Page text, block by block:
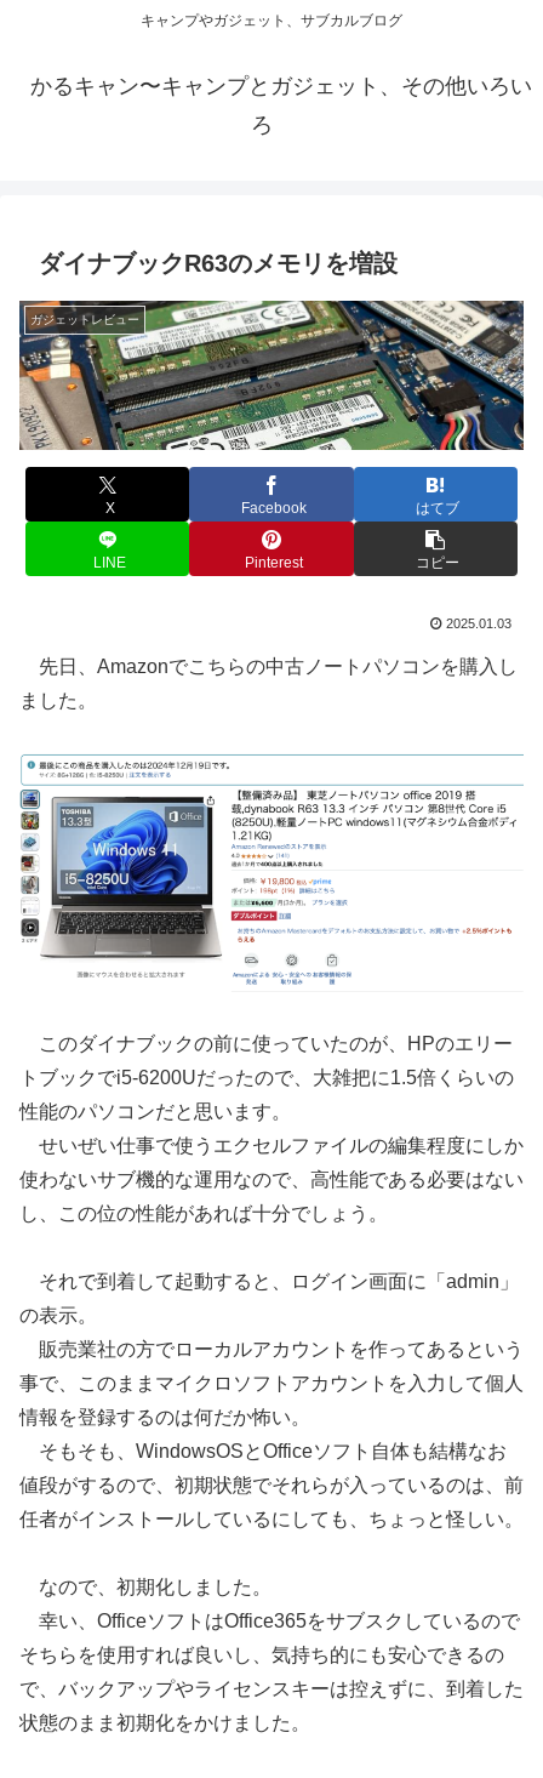
キャンプやガジェット、サブカルブログ
かるキャン〜キャンプとガジェット、その他いろい
ろ
ダイナブックR63のメモリを増設
ガジェットレビュー
X Facebook はてブ
LINE Pinterest コピー
2025.01.03
先日、Amazonでこちらの中古ノートパソコンを購入し
ました。
このダイナブックの前に使っていたのが、HPのエリー
トブックでi5-6200Uだったので、大雑把に1.5倍くらいの
性能のパソコンだと思います。
せいぜい仕事で使うエクセルファイルの編集程度にしか
使わないサブ機的な運用なので、高性能である必要はない
し、この位の性能があれば十分でしょう。
それで到着して起動すると、ログイン画面に「admin」
の表示。
販売業社の方でローカルアカウントを作ってあるという
事で、このままマイクロソフトアカウントを入力して個人
情報を登録するのは何だか怖い。
そもそも、WindowsOSとOfficeソフト自体も結構なお
値段がするので、初期状態でそれらが入っているのは、前
任者がインストールしているにしても、ちょっと怪しい。
なので、初期化しました。
幸い、OfficeソフトはOffice365をサブスクしているので
そちらを使用すれば良いし、気持ち的にも安心できるの
で、バックアップやライセンスキーは控えずに、到着した
状態のまま初期化をかけました。